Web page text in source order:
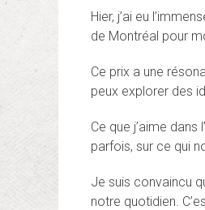
Hier, j’ai eu
de Montréal pour
Ce prix a une
peux explorer des
Ce que j’aime
parfois, sur ce qui
Je suis convaincu
notre quotidien.